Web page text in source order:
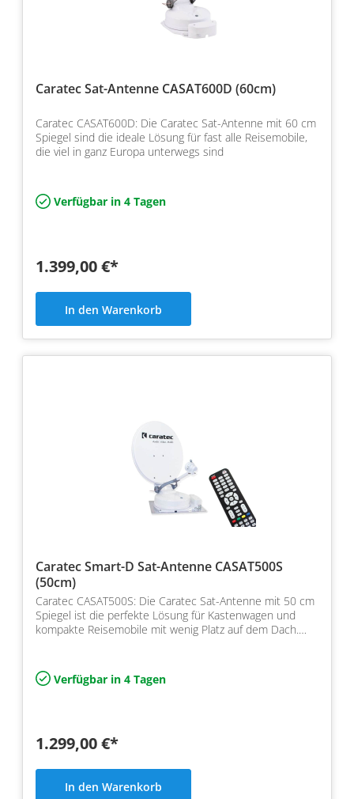
Caratec Sat-Antenne CASAT600D (60cm)
Caratec CASAT600D: Die Caratec Sat-Antenne mit 60 cm
Spiegel sind die ideale Lösung für fast alle Reisemobile,
die viel in ganz Europa unterwegs sind
Verfügbar in 4 Tagen
1.399,00 €*
In den Warenkorb
Caratec Smart-D Sat-Antenne CASAT500S
(50cm)
Caratec CASAT500S: Die Caratec Sat-Antenne mit 50 cm
Spiegel ist die perfekte Lösung für Kastenwagen und
kompakte Reisemobile mit wenig Platz auf dem Dach.
Verfügbar in 4 Tagen
1.299,00 €*
In den Warenkorb